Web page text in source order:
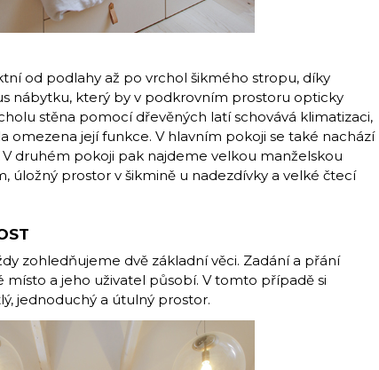
od podlahy až po vrchol šikmého stropu, díky
nábytku, který by v podkrovním prostoru opticky
stěna pomocí dřevěných latí schovává klimatizaci,
omezena její funkce. V hlavním pokoji se také nachází
V druhém pokoji pak najdeme velkou manželskou
úložný prostor v šikmině u nadezdívky a velké čtecí
zohledňujeme dvě základní věci. Zadání a přání
místo a jeho uživatel působí. V tomto případě si
jednoduchý a útulný prostor.